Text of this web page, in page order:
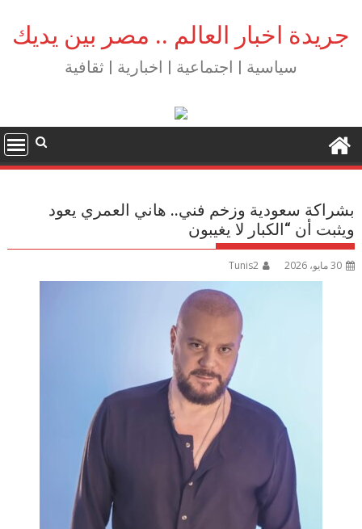
content
جريدة اخبار العالم .. مصر بين يديك
سياسية | اجتماعية | اخبارية | ثقافية
بشراكة سعودية وزخم فني.. هاني العمري يعود
ويثبت أن “الكبار لا يغيبون
30 مايو، 2026 Tunis2